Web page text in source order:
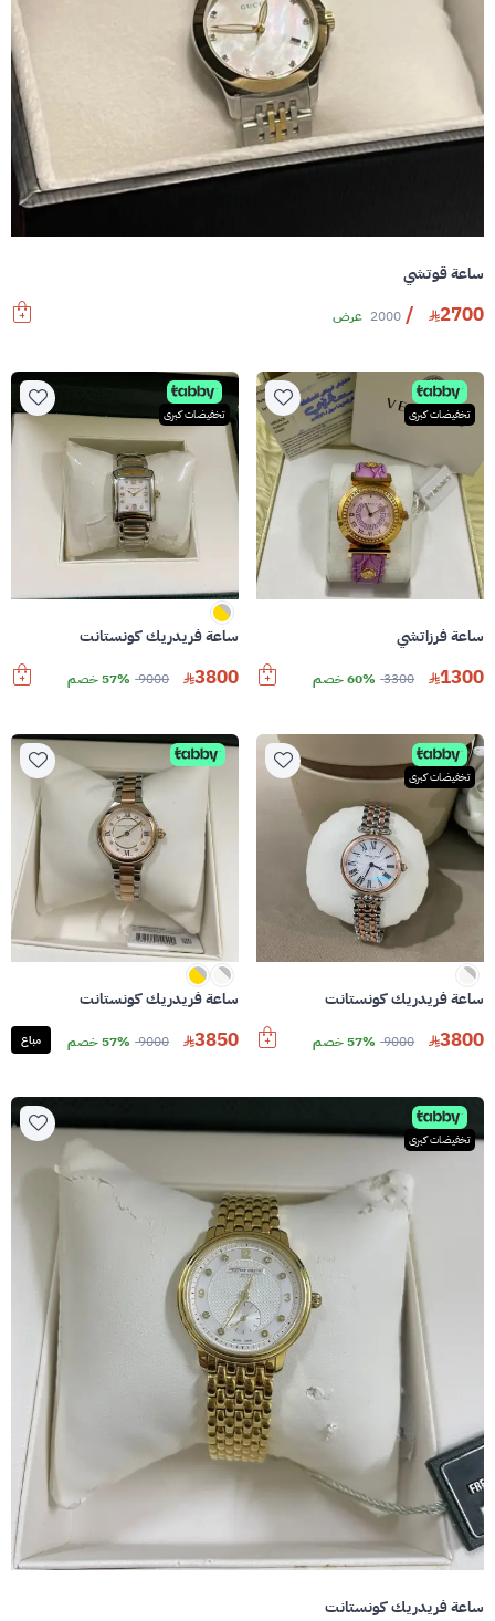
ساعة قوتشي
2700
/
2000 عرض
تخفيضات كبرى
ساعة فرزاتشي
1300
3300 60% خصم
تخفيضات كبرى
ساعة فريدريك كونستانت
3800
9000 57% خصم
تخفيضات كبرى
ساعة فريدريك كونستانت
3800
9000 57% خصم
ساعة فريدريك كونستانت
3850
9000 57% خصم مباع
تخفيضات كبرى
ساعة فريدريك كونستانت